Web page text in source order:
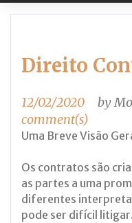
Direito
12/02/2020 by
comment(s)
Uma Breve Visão
Os contratos são
as partes a uma
diferentes
pode ser difícil